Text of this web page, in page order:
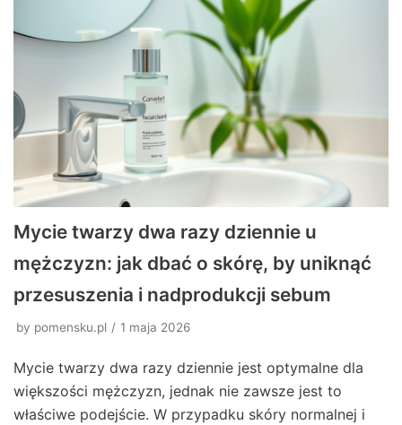
Mycie twarzy dwa razy dziennie u
mężczyzn: jak dbać o skórę, by uniknąć
przesuszenia i nadprodukcji sebum
by pomensku.pl 1 maja 2026
Mycie twarzy dwa razy dziennie jest optymalne dla
większości mężczyzn, jednak nie zawsze jest to
właściwe podejście. W przypadku skóry normalnej i